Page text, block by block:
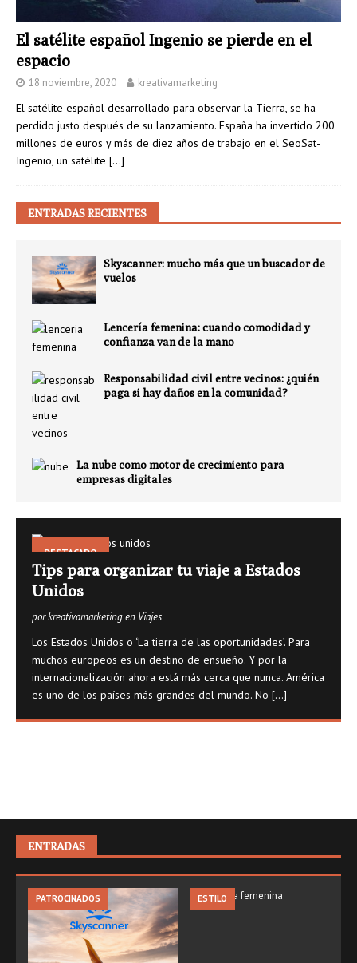
El satélite español Ingenio se pierde en el
espacio
18 noviembre, 2020 kreativamarketing
El satélite español desarrollado para observar la Tierra, se ha
perdido justo después de su lanzamiento. España ha invertido 200
millones de euros y más de diez años de trabajo en el SeoSat-
Ingenio, un satélite […]
ENTRADAS RECIENTES
Skyscanner: mucho más que un buscador de
vuelos
Lencería femenina: cuando comodidad y
confianza van de la mano
Responsabilidad civil entre vecinos: ¿quién
paga si hay daños en la comunidad?
La nube como motor de crecimiento para
empresas digitales
DESTACADO
Tips para organizar tu viaje a Estados
Unidos
por kreativamarketing en Viajes
Los Estados Unidos o ‘La tierra de las oportunidades’. Para
muchos europeos es un destino de ensueño. Y por la
internacionalización ahora está más cerca que nunca. América
es uno de los países más grandes del mundo. No [...]
ENTRADAS
PATROCINADOS ESTILO